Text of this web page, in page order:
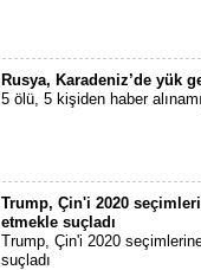
Rusya, Karadeniz’de yük
5 ölü, 5 kişiden haber
Trump, Çin'i 2020
etmekle suçladı
Trump, Çin'i 2020
suçladı